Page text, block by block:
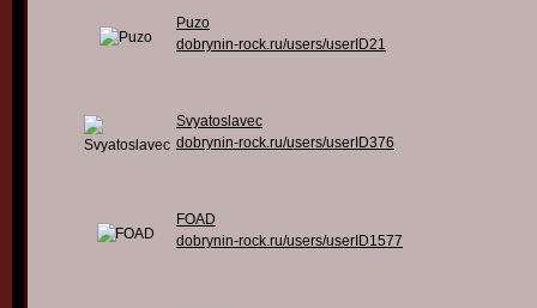
Puzo
dobrynin-rock.ru/users/userID21
Svyatoslavec
dobrynin-rock.ru/users/userID376
FOAD
dobrynin-rock.ru/users/userID1577